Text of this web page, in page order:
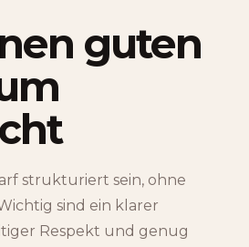
guten
strukturiert sein, ohne
sind ein klarer
Respekt und genug